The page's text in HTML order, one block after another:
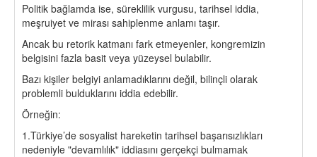
Politik bağlamda ise, süreklilik vurgusu, tarihsel iddia,
meşruiyet ve mirası sahiplenme anlamı taşır.
Ancak bu retorik katmanı fark etmeyenler, kongremizin
belgisini fazla basit veya yüzeysel bulabilir.
Bazı kişiler belgiyi anlamadıklarını değil, bilinçli olarak
problemli bulduklarını iddia edebilir.
Örneğin:
1.Türkiye’de sosyalist hareketin tarihsel başarısızlıkları
nedeniyle "devamlılık" iddiasını gerçekçi bulmamak